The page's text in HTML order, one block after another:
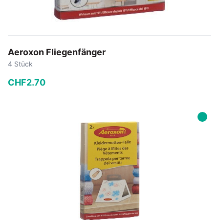
Aeroxon Fliegenfänger
4 Stück
CHF2.70
In den Warenkorb